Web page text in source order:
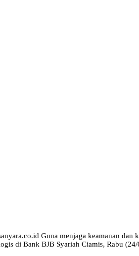
Guna menjaga keamanan dan
di Bank BJB Syariah Ciamis, Rabu